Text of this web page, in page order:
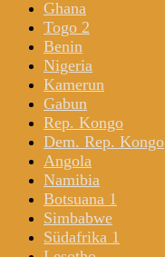
Ghana
Togo 2
Benin
Nigeria
Kamerun
Gabun
Rep. Kongo
Dem. Rep. Kongo
Angola
Namibia
Botsuana 1
Simbabwe
Südafrika 1